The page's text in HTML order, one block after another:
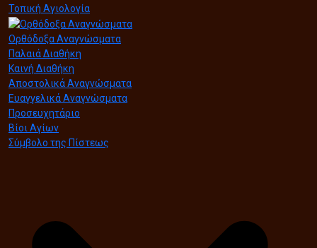
Τοπική Αγιολογία
Ορθόδοξα Αναγνώσματα
Παλαιά Διαθήκη
Καινή Διαθήκη
Αποστολικά Αναγνώσματα
Ευαγγελικά Αναγνώσματα
Προσευχητάριο
Βίοι Αγίων
Σύμβολο της Πίστεως